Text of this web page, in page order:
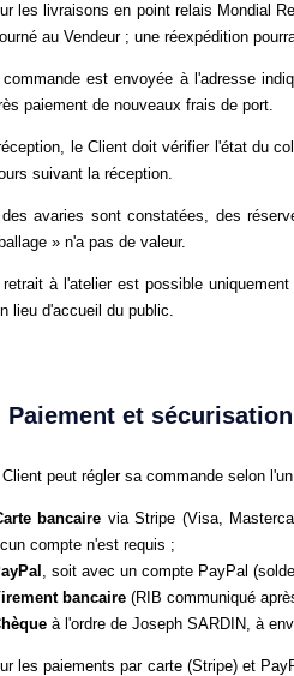
les livraisons en point relais Mondial
au Vendeur ; une réexpédition
commande est envoyée à l'adresse
paiement de nouveaux frais de port.
le Client doit vérifier l'état du
suivant la réception.
avaries sont constatées, des
» n'a pas de valeur.
retrait à l'atelier est possible
lieu d'accueil du public.
Paiement et sécurisation
Client peut régler sa commande selon
bancaire via Stripe (Visa,
compte n'est requis ;
, soit avec un compte PayPal
bancaire (RIB communiqué
à l'ordre de Joseph SARDIN, à
les paiements par carte (Stripe) et